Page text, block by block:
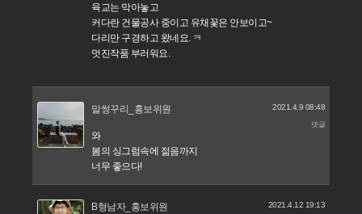
육교는 막아놓고
커다란 건물공사 중이고 유채꽃은 안보이고~
다리만 구경하고 왔네요. ㅋ
멋진작품 부러워요.
말썽꾸리_홍보위원 2021.4.9 08:48
댓글
와
봄의 싱그럼속에 젊음까지
너무 좋으다!
B형남자_홍보위원 2021.4.12 19:13